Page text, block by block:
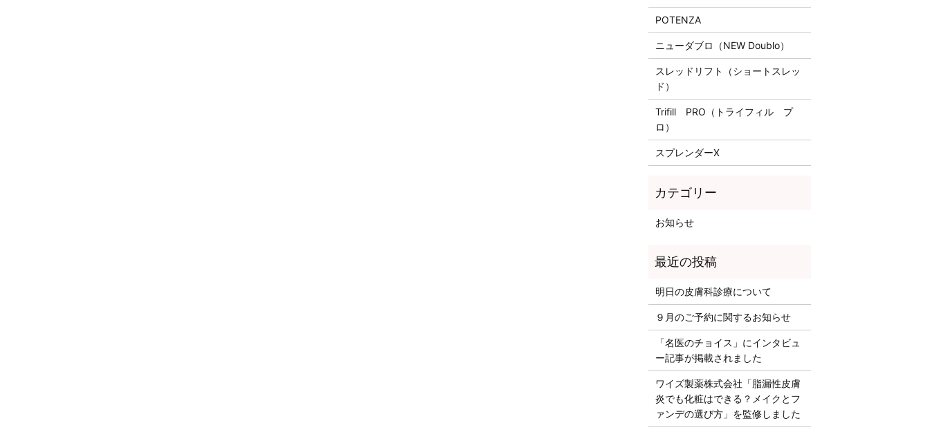
POTENZA
ニューダブロ（NEW Doublo）
スレッドリフト（ショートスレッ
ド）
Trifill PRO（トライフィル プ
ロ）
スプレンダーX
お知らせ
明日の皮膚科診療について
９月のご予約に関するお知らせ
「名医のチョイス」にインタビュ
ー記事が掲載されました
ワイズ製薬株式会社「脂漏性皮膚
炎でも化粧はできる？メイクとフ
ァンデの選び方」を監修しました